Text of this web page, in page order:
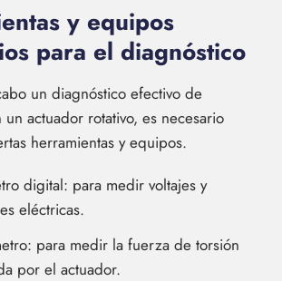
y equipos
para el diagnóstico
un diagnóstico efectivo de
actuador rotativo, es necesario
herramientas y equipos.
digital: para medir voltajes y
eléctricas.
para medir la fuerza de torsión
por el actuador.